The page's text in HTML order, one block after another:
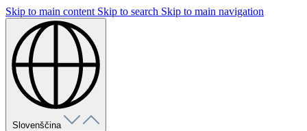
Skip to main content Skip to search Skip to main navigation
Slovenščina